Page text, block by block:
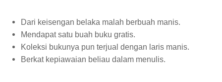
Dari keisengan belaka malah berbuah manis.
Mendapat satu buah buku gratis.
Koleksi bukunya pun terjual dengan laris manis.
Berkat kepiawaian beliau dalam menulis.